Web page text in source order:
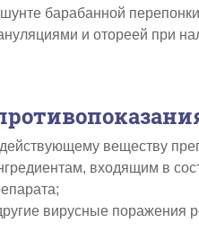
барабанной
и отореей при
действующему веществу
входящим в
вирусные поражения